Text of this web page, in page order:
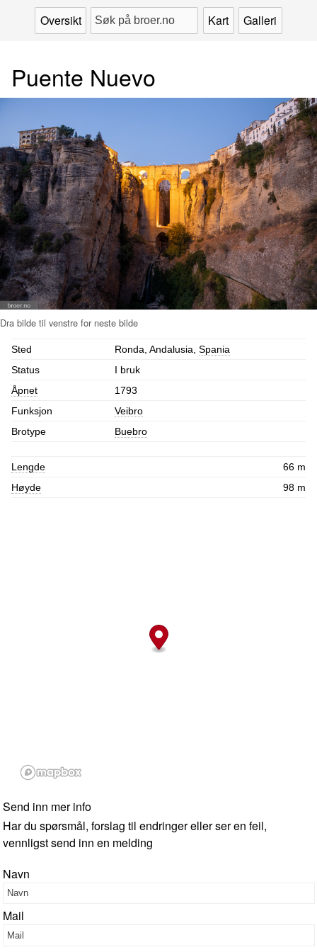
Oversikt Kart Galleri
Puente Nuevo
Sted Ronda, Andalusia, Spania
Status
I bruk
Åpnet
1793
Funksjon
Veibro
Brotype
Buebro
Lengde
66 m
Høyde
98 m
Send inn mer info
Har du spørsmål, forslag til endringer eller ser en feil,
vennligst send inn en melding
Navn
Mail